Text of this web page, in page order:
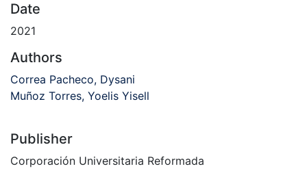
Date
2021
Authors
Correa Pacheco, Dysani
Muñoz Torres, Yoelis Yisell
Publisher
Corporación Universitaria Reformada